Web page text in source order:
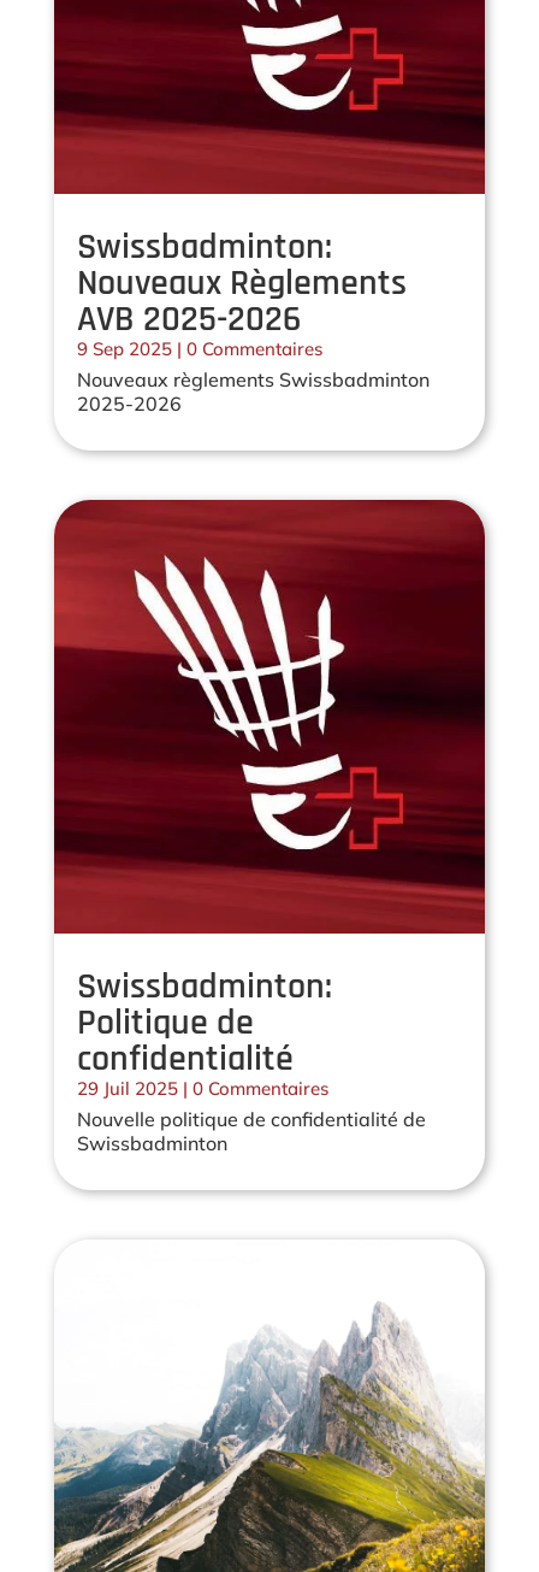
Swissbadminton:
Nouveaux Règlements
AVB 2025-2026
9 Sep 2025| 0 Commentaires
Nouveaux règlements Swissbadminton
2025-2026
Swissbadminton:
Politique de
confidentialité
29 Juil 2025| 0 Commentaires
Nouvelle politique de confidentialité de
Swissbadminton